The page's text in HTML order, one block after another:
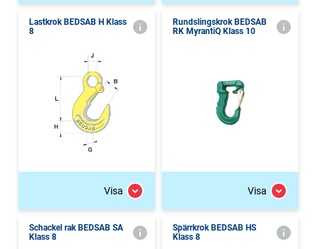
Lastkrok BEDSAB H Klass
8
Visa
Rundslingskrok BEDSAB
RK MyrantiQ Klass 10
Visa
Schackel rak BEDSAB SA
Klass 8
Spärrkrok BEDSAB HS
Klass 8